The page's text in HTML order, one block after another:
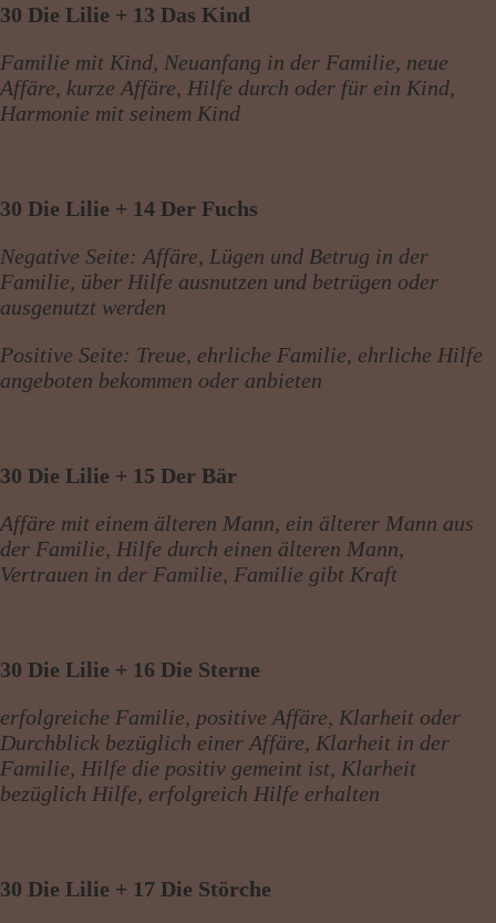
30 Die Lilie + 13 Das Kind
Familie mit Kind, Neuanfang in der Familie, neue
Affäre, kurze Affäre, Hilfe durch oder für ein Kind,
Harmonie mit seinem Kind
30 Die Lilie + 14 Der Fuchs
Negative Seite: Affäre, Lügen und Betrug in der
Familie, über Hilfe ausnutzen und betrügen oder
ausgenutzt werden
Positive Seite: Treue, ehrliche Familie, ehrliche Hilfe
angeboten bekommen oder anbieten
30 Die Lilie + 15 Der Bär
Affäre mit einem älteren Mann, ein älterer Mann aus
der Familie, Hilfe durch einen älteren Mann,
Vertrauen in der Familie, Familie gibt Kraft
30 Die Lilie + 16 Die Sterne
erfolgreiche Familie, positive Affäre, Klarheit oder
Durchblick bezüglich einer Affäre, Klarheit in der
Familie, Hilfe die positiv gemeint ist, Klarheit
bezüglich Hilfe, erfolgreich Hilfe erhalten
30 Die Lilie + 17 Die Störche